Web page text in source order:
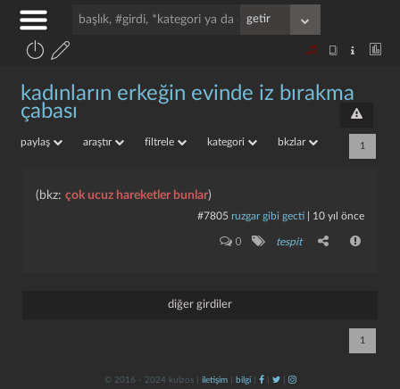
kadınların erkeğin evinde iz bırakma
çabası
paylaş araştır filtrele kategori bkzlar 1
(bkz: çok ucuz hareketler bunlar)
#7805 ruzgar gibi gecti 10 yıl önce
0 tespit
diğer girdiler
1
© 2016 - 2024 kulzos | iletişim| bilgi| | |